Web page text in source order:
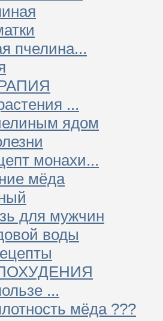
пчелина...
...
ядом
монахи...
мёда
для мужчин
воды
...
мёда ???